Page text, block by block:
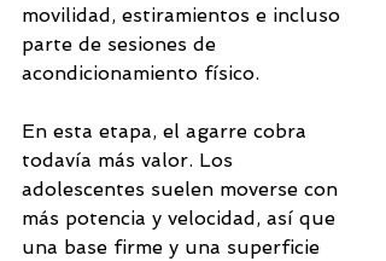
movilidad, estiramientos e incluso
parte de sesiones de
acondicionamiento físico.
En esta etapa, el agarre cobra
todavía más valor. Los
adolescentes suelen moverse con
más potencia y velocidad, así que
una base firme y una superficie